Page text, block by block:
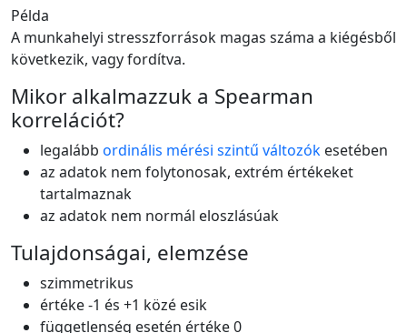
Példa
A munkahelyi stresszforrások magas száma a kiégésből
következik, vagy fordítva.
Mikor alkalmazzuk a Spearman
korrelációt?
legalább ordinális mérési szintű változók esetében
az adatok nem folytonosak, extrém értékeket
tartalmaznak
az adatok nem normál eloszlásúak
Tulajdonságai, elemzése
szimmetrikus
értéke -1 és +1 közé esik
függetlenség esetén értéke 0